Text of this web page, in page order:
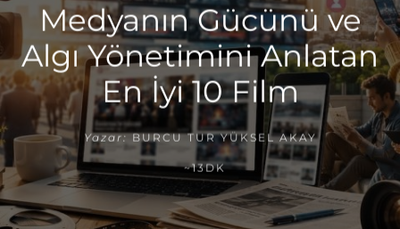
Medyanın Gücünü ve
Algı Yönetimini Anlatan
En İyi 10 Film
Yazar: BURCU TUR YÜKSEL AKAY
~13DK